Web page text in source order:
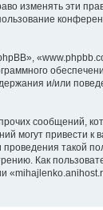
изменять эти
и/или
сообщений,
могут привести
такой
Как